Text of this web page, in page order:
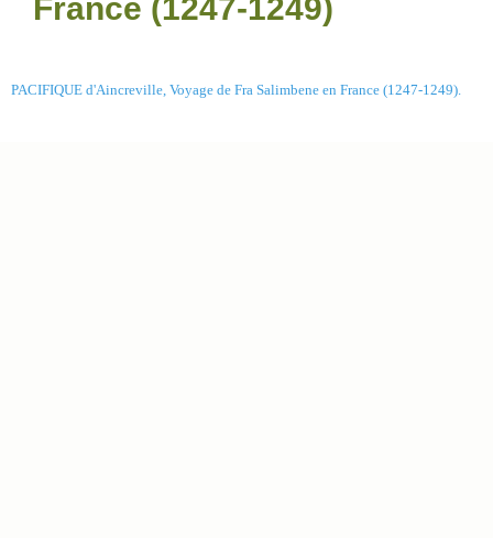
France (1247-1249)
PACIFIQUE d'Aincreville, Voyage de Fra Salimbene en France (1247-1249).